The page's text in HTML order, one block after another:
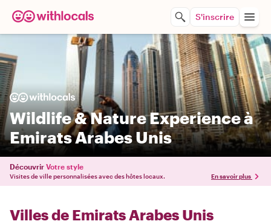
S'inscrire
Wildlife & Nature Experience à
Emirats Arabes Unis
Découvrir Votre style
Visites de ville personnalisées avec des hôtes locaux. En savoir plus
Villes de Emirats Arabes Unis